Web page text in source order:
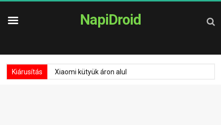
NapiDroid
Kiárusítás Xiaomi kütyük áron alul